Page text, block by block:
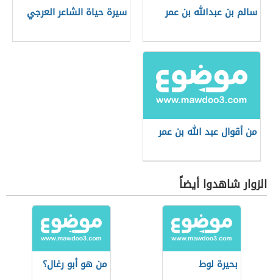
سالم بن عبدالله بن عمر سيرة حياة الشاعر العرجي
من أقوال عبد الله بن عمر
الزوار شاهدوا أيضاً
بحيرة لوط من هو أبو رغال؟